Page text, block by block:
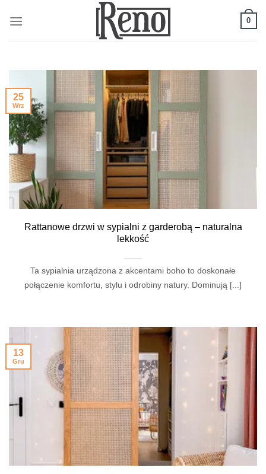
0
Rattanowe drzwi w sypialni z garderobą – naturalna
lekkość
Ta sypialnia urządzona z akcentami boho to doskonałe
połączenie komfortu, stylu i odrobiny natury. Dominują [...]
25
Wrz
13
Gru